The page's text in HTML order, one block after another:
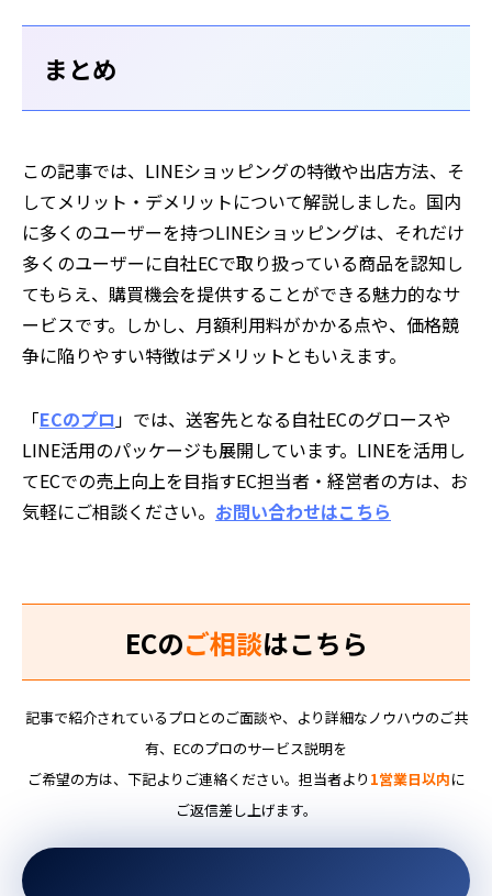
まとめ
この記事では、LINEショッピングの特徴や出店方法、そ
してメリット・デメリットについて解説しました。国内
に多くのユーザーを持つLINEショッピングは、それだけ
多くのユーザーに自社ECで取り扱っている商品を認知し
てもらえ、購買機会を提供することができる魅力的なサ
ービスです。しかし、月額利用料がかかる点や、価格競
争に陥りやすい特徴はデメリットともいえます。
「ECのプロ」では、送客先となる自社ECのグロースや
LINE活用のパッケージも展開しています。LINEを活用し
てECでの売上向上を目指すEC担当者・経営者の方は、お
気軽にご相談ください。 お問い合わせはこちら
ECのご相談はこちら
記事で紹介されているプロとのご面談や、より詳細なノウハウのご共
有、ECのプロのサービス説明を
ご希望の方は、下記よりご連絡ください。担当者より 1営業日以内に
ご返信差し上げます。